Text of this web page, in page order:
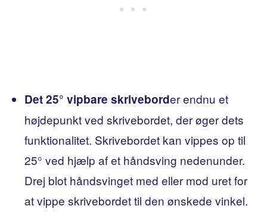
Det 25° vipbare skriveborder endnu et
højdepunkt ved skrivebordet, der øger dets
funktionalitet. Skrivebordet kan vippes op til
25° ved hjælp af et håndsving nedenunder.
Drej blot håndsvinget med eller mod uret for
at vippe skrivebordet til den ønskede vinkel.